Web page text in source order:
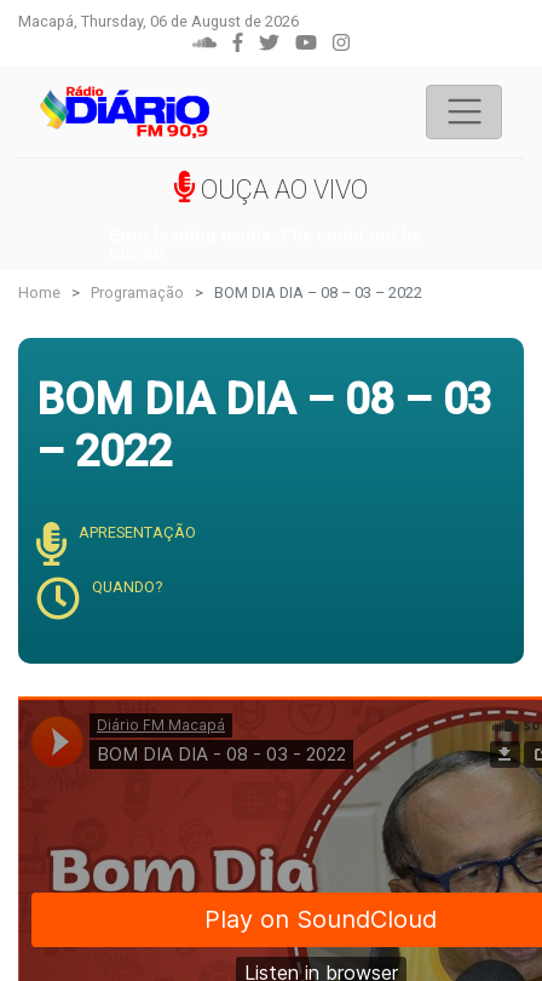
Macapá, Thursday, 06 de August de 2026
OUÇA AO VIVO
Home Programação BOM DIA DIA – 08 – 03 – 2022
BOM DIA DIA – 08 – 03
– 2022
APRESENTAÇÃO
QUANDO?